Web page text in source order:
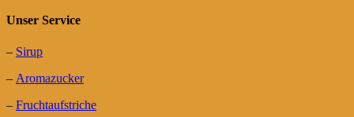
Unser Service
– Sirup
– Aromazucker
– Fruchtaufstriche